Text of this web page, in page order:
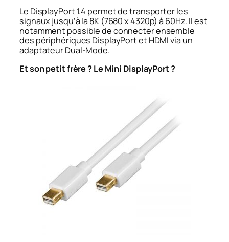
Le DisplayPort 1.4 permet de transporter les
signaux jusqu’à la 8K (7680 x 4320p) à 60Hz. Il est
notamment possible de connecter ensemble
des périphériques DisplayPort et HDMI via un
adaptateur Dual-Mode.
Et son petit frère ? Le Mini DisplayPort ?